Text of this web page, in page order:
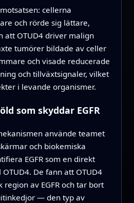
cellerna
och rörde sig lättare,
att OTUD4 driver malign
tumörer bildade av celler
och visade reducerade
och tillväxtsignaler, vilket
i levande organismer.
som skyddar EGFR
använde teamet
och biokemiska
EGFR som en direkt
De fann att OTUD4
av EGFR och tar bort
— den typ av